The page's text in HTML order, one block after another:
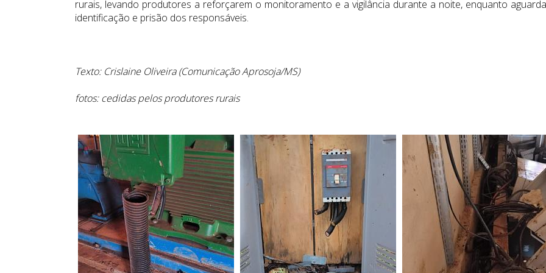
rurais, levando produtores a reforçarem o monitoramento e a vigilância durante a noite, enquanto
identificação e prisão dos responsáveis.
Texto: Crislaine Oliveira (Comunicação Aprosoja/MS)
fotos: cedidas pelos produtores rurais